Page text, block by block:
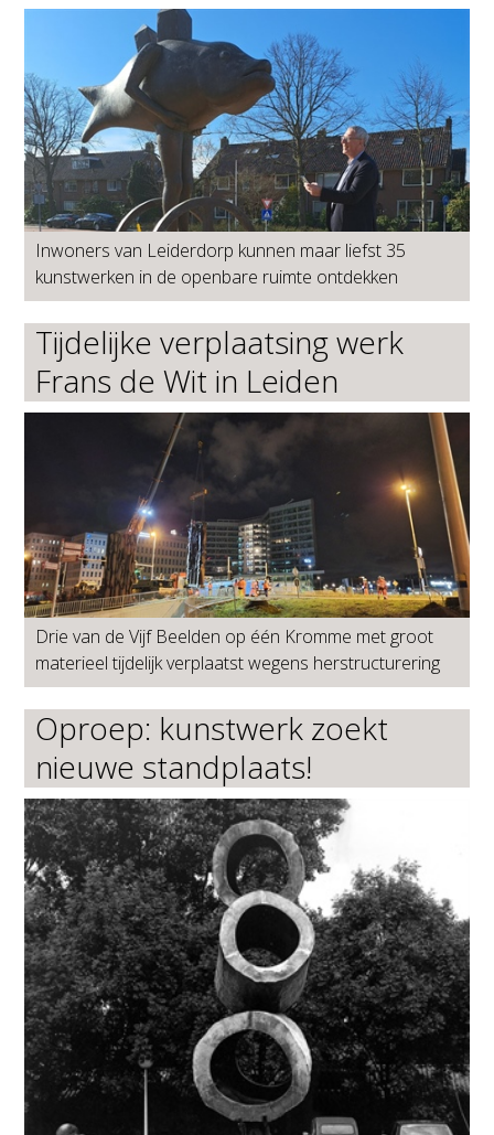
Inwoners van Leiderdorp kunnen maar liefst 35
kunstwerken in de openbare ruimte ontdekken
Tijdelijke verplaatsing werk
Frans de Wit in Leiden
Drie van de Vijf Beelden op één Kromme met groot
materieel tijdelijk verplaatst wegens herstructurering
Oproep: kunstwerk zoekt
nieuwe standplaats!